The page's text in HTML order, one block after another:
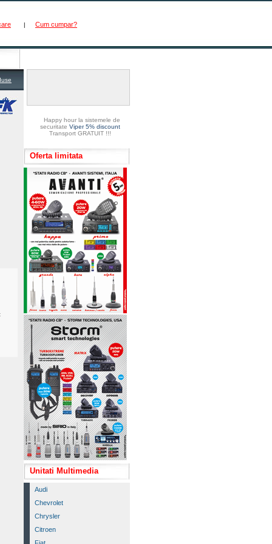
| Cum cumpar?
Happy hour la sistemele de
securitateViper 5% discount
Transport GRATUIT !!!
Oferta limitata
Unitati Multimedia
Audi
Chevrolet
Chrysler
Citroen